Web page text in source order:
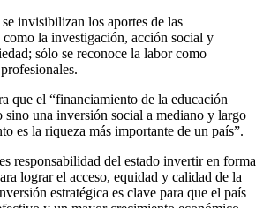
invisibilizan los aportes de las
la investigación, acción social y
sólo se reconoce la labor como
que el “financiamiento de la educación
sino una inversión social a mediano y largo
es la riqueza más importante de un país”.
responsabilidad del estado invertir en forma
lograr el acceso, equidad y calidad de la
estratégica es clave para que el país